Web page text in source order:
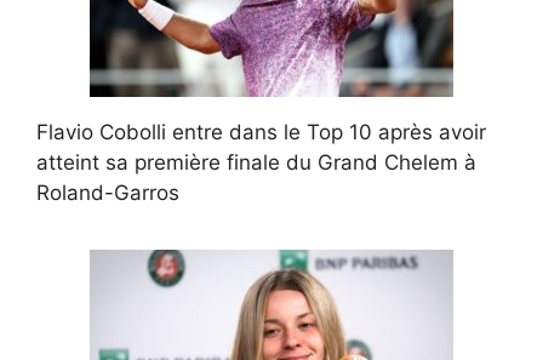
Flavio Cobolli entre dans le Top 10 après avoir
atteint sa première finale du Grand Chelem à
Roland-Garros